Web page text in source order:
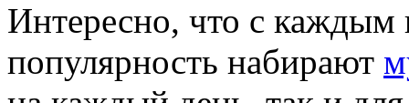
Интересно, что с
популярность набирают